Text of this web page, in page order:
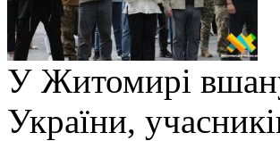
У Житомирі
України,